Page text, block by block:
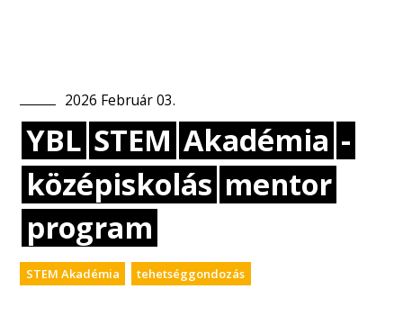
2026 Február03.
YBL STEM Akadémia -
középiskolás mentor
program
STEM Akadémia tehetséggondozás